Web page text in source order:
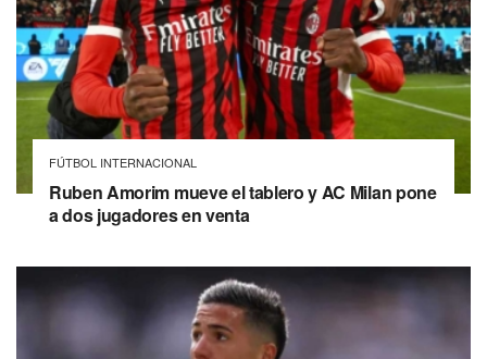
FÚTBOL INTERNACIONAL
Ruben Amorim mueve el tablero y AC Milan pone
a dos jugadores en venta